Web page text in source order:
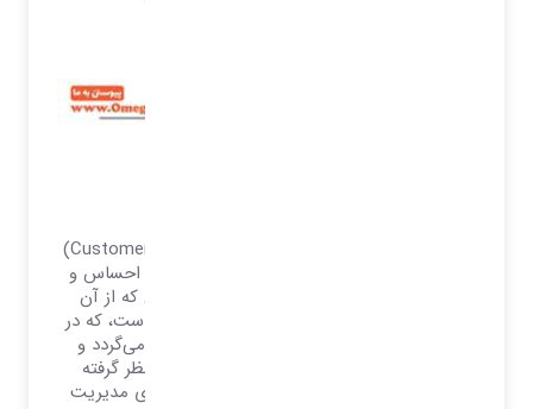
رضایت مشتری، (به انگلیسی: Customer satisfaction)
اصطلاحی در بازاریابی می‌باشد و عبارتست از احساس و
نگرش مشتری نسبت به محصول یا خدمتی که از آن
استفاده کرده است. رضایت مشتری واکنشی است، که در
رفتار بلندمدت مشتری توسط شرکت بررسی می‌گردد و
به‌عنوان ابزار مهمی در فعالیت بازاریابی در نظر گرفته
می‌شود، که فعالیت خود را بر ارتباط با مشتری مدیریت